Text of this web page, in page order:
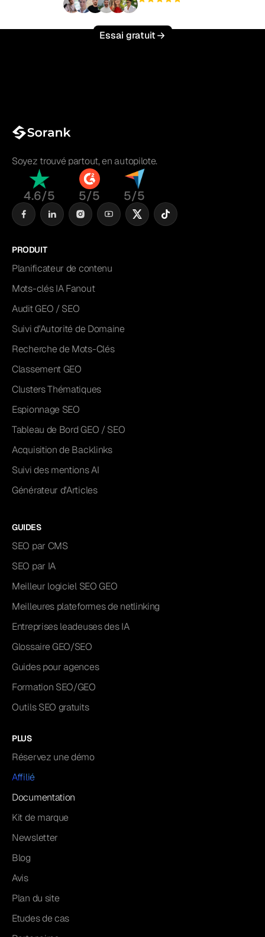
Essai gratuit
Soyez trouvé partout, en autopilote.
4.6/5 5/5 5/5
PRODUIT
Planificateur de contenu
Mots-clés IA Fanout
Audit GEO / SEO
Suivi d'Autorité de Domaine
Recherche de Mots-Clés
Classement GEO
Clusters Thématiques
Espionnage SEO
Tableau de Bord GEO / SEO
Acquisition de Backlinks
Suivi des mentions AI
Générateur d'Articles
GUIDES
SEO par CMS
SEO par IA
Meilleur logiciel SEO GEO
Meilleures plateformes de netlinking
Entreprises leadeuses des IA
Glossaire GEO/SEO
Guides pour agences
Formation SEO/GEO
Outils SEO gratuits
PLUS
Réservez une démo
Affilié
Documentation
Kit de marque
Newsletter
Blog
Avis
Plan du site
Etudes de cas